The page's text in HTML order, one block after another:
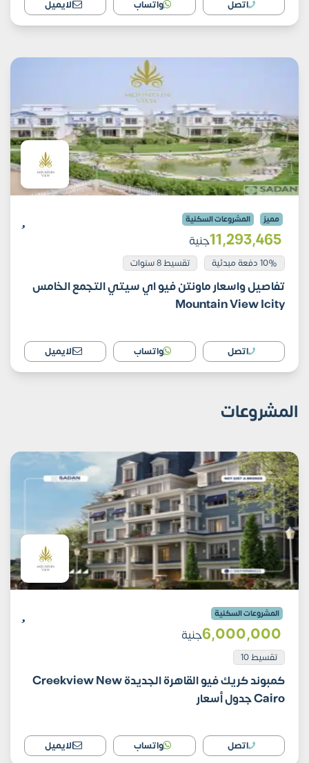
اتصل واتساب الايميل
مميز المشروعات السكنية
11٬293٬465جنية
10% دفعة مبدئية تقسيط 8 سنوات
تفاصيل واسعار ماونتن فيو اي سيتي التجمع الخامس
Mountain View Icity
اتصل واتساب الايميل
المشروعات
المشروعات السكنية
6٬000٬000جنية
تقسيط 10
كمبوند كريك فيو القاهرة الجديدة Creekview New
Cairo جدول أسعار
اتصل واتساب الايميل